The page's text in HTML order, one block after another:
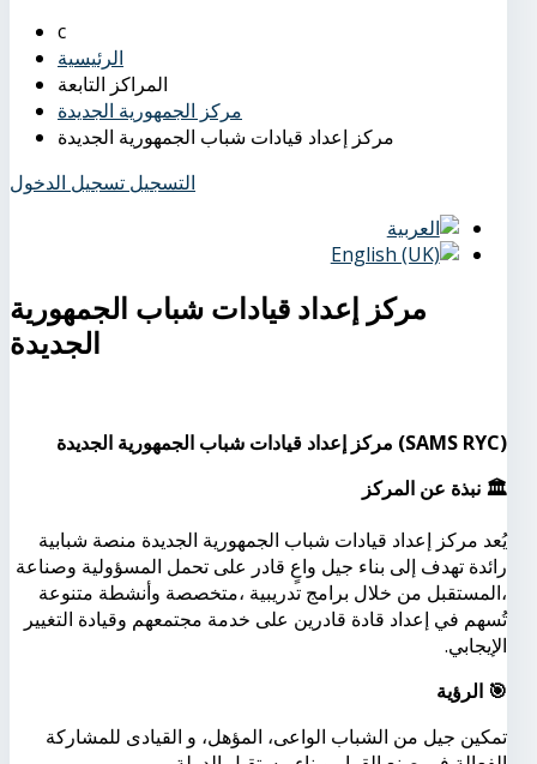
الرئيسية
مركز الجمهورية الجديدة
مركز إعداد قيادات شباب الجمهورية الجديدة
التسجيل تسجيل الدخول
مركز إعداد قيادات شباب الجمهورية
الجديدة
(SAMS RYC) مركز إعداد قيادات شباب الجمهورية الجديدة
🏛
️نبذة عن المركز
يُعد مركز إعداد قيادات شباب الجمهورية الجديدة منصة شبابية
رائدة تهدف إلى بناء جيل واعٍ قادر على تحمل المسؤولية وصناعة
المستقبل،
من خلال برامج تدريبية متخصصة، وأنشطة متنوعة
تُسهم في إعداد قادة قادرين على خدمة مجتمعهم وقيادة التغيير
الإيجابي.
🎯 الرؤية
تمكين جيل من الشباب الواعى، المؤهل، و القيادى للمشاركة